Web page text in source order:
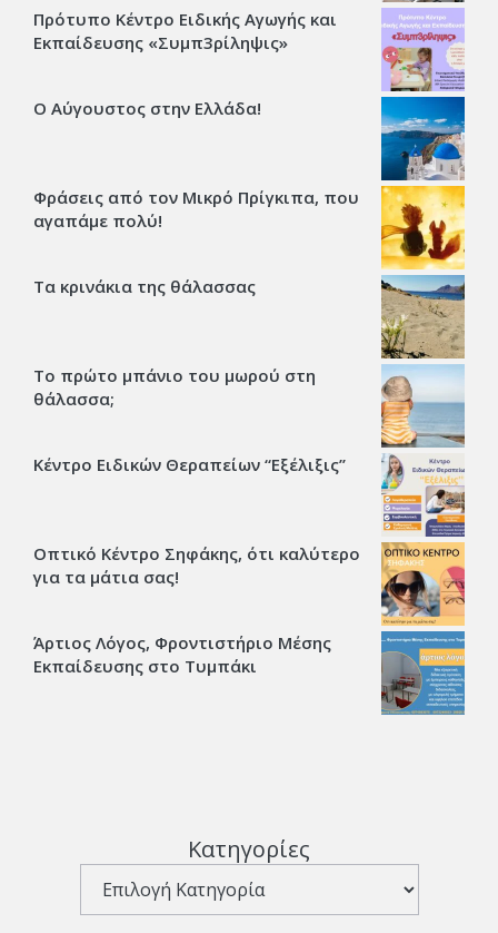
Πρότυπο Κέντρο Ειδικής Αγωγής και
Εκπαίδευσης «Συμπ3ρίληψις»
Ο Αύγουστος στην Ελλάδα!
Φράσεις από τον Μικρό Πρίγκιπα, που
αγαπάμε πολύ!
Τα κρινάκια της θάλασσας
Το πρώτο μπάνιο του μωρού στη
θάλασσα;
Κέντρο Ειδικών Θεραπείων “Εξέλιξις’’
Οπτικό Κέντρο Σηφάκης, ότι καλύτερο
για τα μάτια σας!
Άρτιος Λόγος, Φροντιστήριο Μέσης
Εκπαίδευσης στο Τυμπάκι
Κατηγορίες